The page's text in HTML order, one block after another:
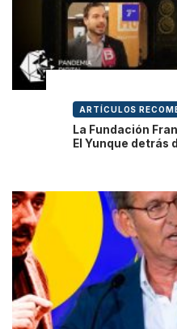
ARTÍCULOS
La Fundación
El Yunque detrás